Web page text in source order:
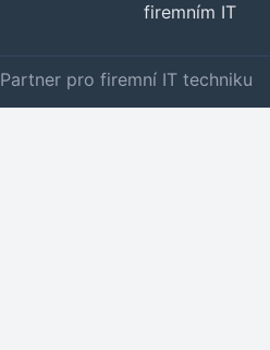
firemním IT
Partner pro firemní IT techniku